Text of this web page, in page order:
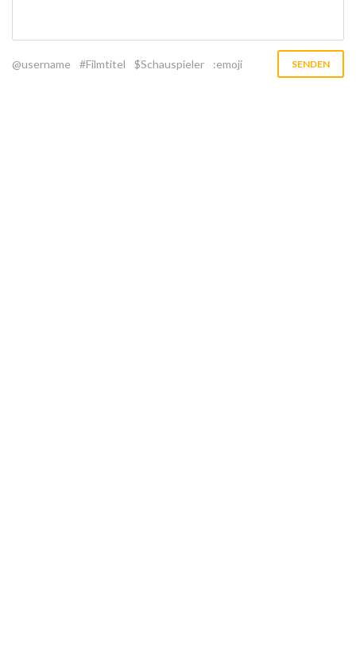
@username #Filmtitel $Schauspieler :emoji